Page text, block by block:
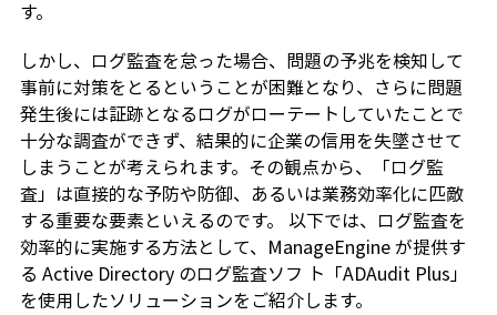
す。
しかし、ログ監査を怠った場合、問題の予兆を検知して
事前に対策をとるということが困難となり、さらに問題
発生後には証跡となるログがローテートしていたことで
十分な調査ができず、結果的に企業の信用を失墜させて
しまうことが考えられます。その観点から、「ログ監
査」は直接的な予防や防御、あるいは業務効率化に匹敵
する重要な要素といえるのです。 以下では、ログ監査を
効率的に実施する方法として、ManageEngine が提供す
る Active Directory のログ監査ソフ ト「ADAudit Plus」
を使用したソリューションをご紹介します。